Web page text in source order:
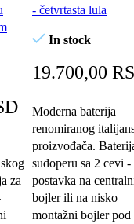
za
- četvrtasta lula
In stock
19.700,00
Moderna baterija
renomiranog
proizvođača.
sudoperu sa 2 cevi -
postavka na
bojler ili na nisko
montažni bojler pod